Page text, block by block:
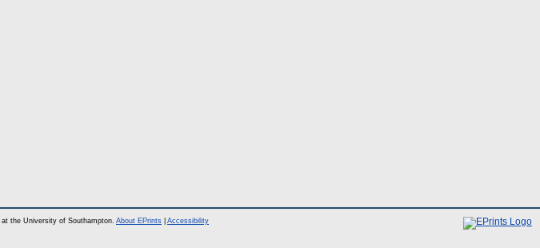
at the University of Southampton. About EPrints Accessibility